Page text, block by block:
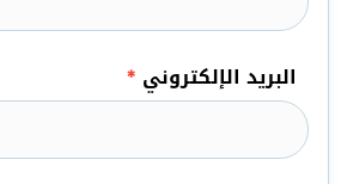
البريد الإلكتروني *